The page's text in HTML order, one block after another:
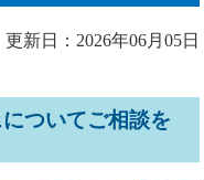
更新日：2026年06月05日
ついてご相談を